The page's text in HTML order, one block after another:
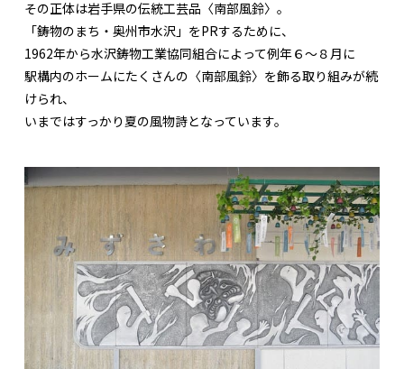
その正体は岩手県の伝統工芸品〈南部風鈴〉。
「鋳物のまち・奥州市水沢」をPRするために、
1962年から水沢鋳物工業協同組合によって例年６〜８月に
駅構内のホームにたくさんの〈南部風鈴〉を飾る取り組みが続
けられ、
いまではすっかり夏の風物詩となっています。